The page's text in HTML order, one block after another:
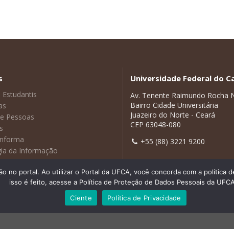
Pessoas
da Informação
Universidade Federal do
Av. Tenente Raimundo Rocha
Bairro Cidade Universitária
Juazeiro do Norte - Ceará
CEP 63048-080
+55 (88) 3221 9200
no portal. Ao utilizar o Portal da UFCA, você concorda com a
isso é feito, acesse a Política de Proteção de Dados Pessoais da
Ciente
Política de Privacidade